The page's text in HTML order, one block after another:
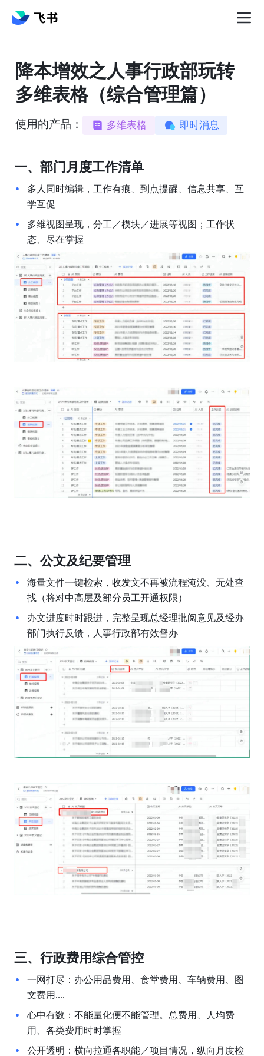
降本增效之人事行政部玩转
多维表格（综合管理篇）
使用的产品： 多维表格 即时消息
一、部门月度工作清单
多人同时编辑，工作有痕、到点提醒、信息共享、互
学互促
多维视图呈现，分工／模块／进展等视图；工作状
态、尽在掌握
二、公文及纪要管理
海量文件一键检索，收发文不再被流程淹没、无处查
找（将对中高层及部分员工开通权限）
办文进度时时跟进，完整呈现总经理批阅意见及经办
部门执行反馈，人事行政部有效督办
三、行政费用综合管控
一网打尽：办公用品费用、食堂费用、车辆费用、图
文费用....
心中有数：不能量化便不能管理。总费用、人均费
用、各类费用时时掌握
公开透明：横向拉通各职能／项目情况，纵向月度检